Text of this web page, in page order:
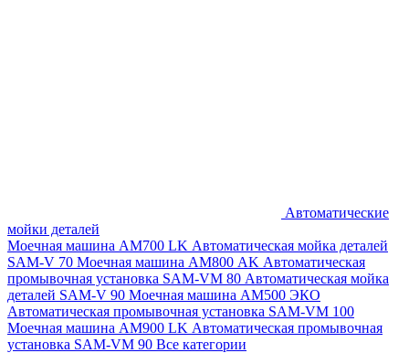
Автоматические
мойки деталей
Моечная машина AM700 LK Автоматическая мойка деталей
SAM-V 70 Моечная машина АМ800 AK Автоматическая
промывочная установка SAM-VM 80 Автоматическая мойка
деталей SAM-V 90 Моечная машина АМ500 ЭКО
Автоматическая промывочная установка SAM-VM 100
Моечная машина AM900 LK Автоматическая промывочная
установка SAM-VM 90 Все категории